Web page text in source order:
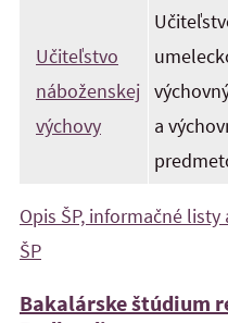
Učiteľstvo
náboženskej
výchovy
a
Opis ŠP, informačné
ŠP
Bakalárske štúdium